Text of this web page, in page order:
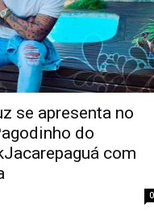
se apresenta no
do
com
0